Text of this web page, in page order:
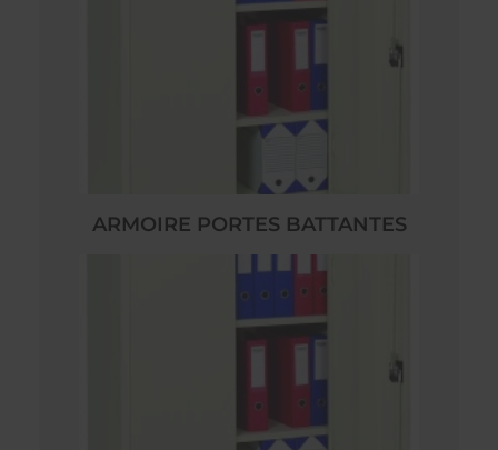
ARMOIRE PORTES BATTANTES